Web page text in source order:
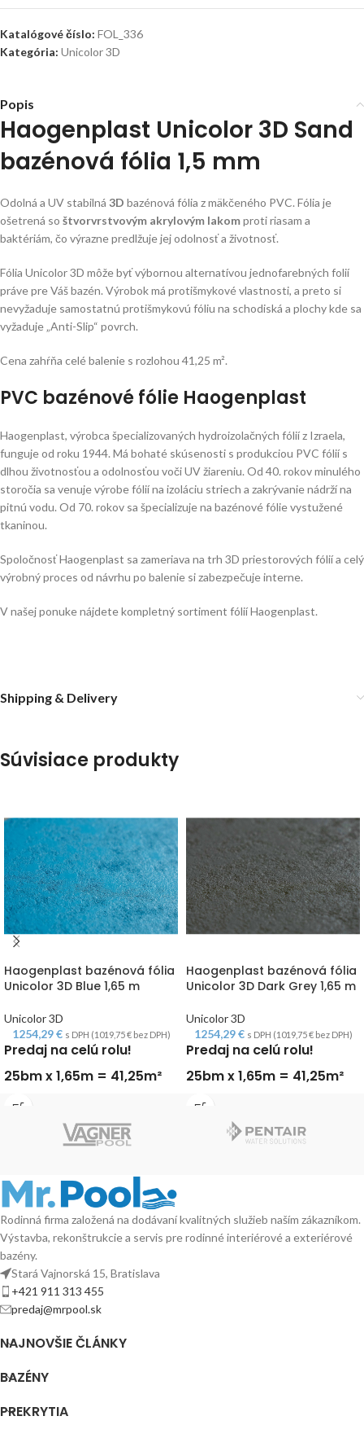
Katalógové číslo: FOL_336
Kategória: Unicolor 3D
Popis
Haogenplast Unicolor 3D Sand
bazénová fólia 1,5 mm
Odolná a UV stabilná 3D bazénová fólia z mäkčeného PVC. Fólia je
ošetrená so štvorvrstvovým akrylovým lakomproti riasam a
baktériám, čo výrazne predlžuje jej odolnosť a životnosť.
Fólia Unicolor 3D môže byť výbornou alternatívou jednofarebných folií
práve pre Váš bazén. Výrobok má protišmykové vlastnosti, a preto si
nevyžaduje samostatnú protišmykovú fóliu na schodiská a plochy kde sa
vyžaduje „Anti-Slip“ povrch.
Cena zahŕňa celé balenie s rozlohou 41,25 m².
PVC bazénové fólie Haogenplast
Haogenplast, výrobca špecializovaných hydroizolačných fólií z Izraela,
funguje od roku 1944. Má bohaté skúsenosti s produkciou PVC fólií s
dlhou životnosťou a odolnosťou voči UV žiareniu. Od 40. rokov minulého
storočia sa venuje výrobe fólií na izoláciu striech a zakrývanie nádrží na
pitnú vodu. Od 70. rokov sa špecializuje na bazénové fólie vystužené
tkaninou.
Spoločnosť Haogenplast sa zameriava na trh 3D priestorových fólií a celý
výrobný proces od návrhu po balenie si zabezpečuje interne.
V našej ponuke nájdete kompletný sortiment fólií Haogenplast.
Shipping & Delivery
Súvisiace produkty
Haogenplast bazénová fólia
Unicolor 3D Blue 1,65 m
Unicolor 3D
1254,29€ s DPH (1019,75€bez DPH)
Predaj na celú rolu!
25bm x 1,65m = 41,25m²
Haogenplast bazénová fólia
Unicolor 3D Dark Grey 1,65 m
Unicolor 3D
1254,29€ s DPH (1019,75€bez DPH)
Predaj na celú rolu!
25bm x 1,65m = 41,25m²
Rodinná firma založená na dodávaní kvalitných služieb naším zákazníkom.
Výstavba, rekonštrukcie a servis pre rodinné interiérové a exteriérové
bazény.
Stará Vajnorská 15, Bratislava
+421 911 313 455
predaj@mrpool.sk
NAJNOVŠIE ČLÁNKY
BAZÉNY
PREKRYTIA